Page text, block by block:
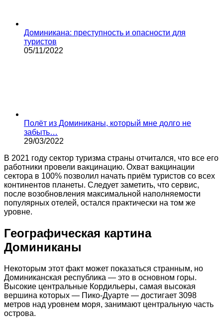
Доминикана: преступность и опасности для
туристов
05/11/2022
Полёт из Доминиканы, который мне долго не
забыть…
29/03/2022
В 2021 году сектор туризма страны отчитался, что все его
работники провели вакцинацию. Охват вакцинации
сектора в 100% позволил начать приём туристов со всех
континентов планеты. Следует заметить, что сервис,
после возобновления максимальной наполняемости
популярных отелей, остался практически на том же
уровне.
Географическая картина
Доминиканы
Некоторым этот факт может показаться странным, но
Доминиканская республика — это в основном горы.
Высокие центральные Кордильеры, самая высокая
вершина которых — Пико-Дуарте — достигает 3098
метров над уровнем моря, занимают центральную часть
острова.